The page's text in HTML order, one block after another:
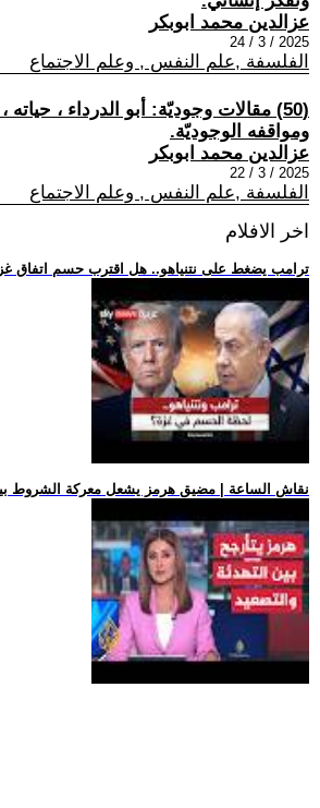
عزالدين محمد ابوبكر
2025 / 3 / 24
الفلسفة ,علم النفس , وعلم الاجتماع
(50) مقالات وجوديّة: أبو الدرداء ، حياته
ومواقفه الوجوديّة.
عزالدين محمد ابوبكر
2025 / 3 / 22
الفلسفة ,علم النفس , وعلم الاجتماع
اخر الافلام
.. ترامب يضغط على نتنياهو.. هل اقترب حسم اتفاق
.. نقاش الساعة | مضيق هرمز يشعل معركة الشروط